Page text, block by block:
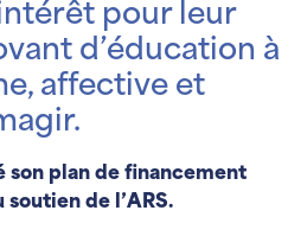
pour leur
d’éducation à
affective et
son plan de financement
de l’ARS.